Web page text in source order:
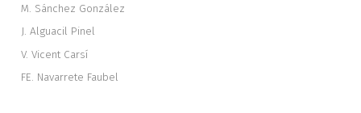
M. Sánchez González
J. Alguacil Pinel
V. Vicent Carsí
FE. Navarrete Faubel